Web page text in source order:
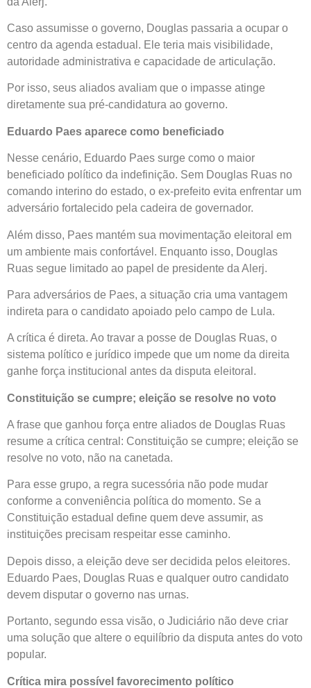
Caso assumisse o governo, Douglas passaria a ocupar o
centro da agenda estadual. Ele teria mais visibilidade,
autoridade administrativa e capacidade de articulação.
Por isso, seus aliados avaliam que o impasse atinge
diretamente sua pré-candidatura ao governo.
Eduardo Paes aparece como beneficiado
Nesse cenário, Eduardo Paes surge como o maior
beneficiado político da indefinição. Sem Douglas Ruas no
comando interino do estado, o ex-prefeito evita enfrentar um
adversário fortalecido pela cadeira de governador.
Além disso, Paes mantém sua movimentação eleitoral em
um ambiente mais confortável. Enquanto isso, Douglas
Ruas segue limitado ao papel de presidente da Alerj.
Para adversários de Paes, a situação cria uma vantagem
indireta para o candidato apoiado pelo campo de Lula.
A crítica é direta. Ao travar a posse de Douglas Ruas, o
sistema político e jurídico impede que um nome da direita
ganhe força institucional antes da disputa eleitoral.
Constituição se cumpre; eleição se resolve no voto
A frase que ganhou força entre aliados de Douglas Ruas
resume a crítica central: Constituição se cumpre; eleição se
resolve no voto, não na canetada.
Para esse grupo, a regra sucessória não pode mudar
conforme a conveniência política do momento. Se a
Constituição estadual define quem deve assumir, as
instituições precisam respeitar esse caminho.
Depois disso, a eleição deve ser decidida pelos eleitores.
Eduardo Paes, Douglas Ruas e qualquer outro candidato
devem disputar o governo nas urnas.
Portanto, segundo essa visão, o Judiciário não deve criar
uma solução que altere o equilíbrio da disputa antes do voto
popular.
Crítica mira possível favorecimento político